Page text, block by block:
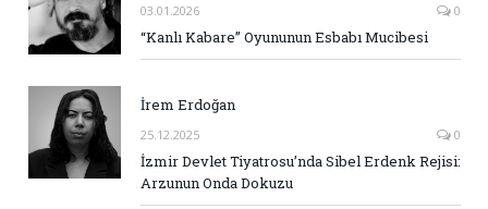
03.01.2026 0
“Kanlı Kabare” Oyununun Esbabı Mucibesi
İrem Erdoğan
25.12.2025 0
İzmir Devlet Tiyatrosu’nda Sibel Erdenk Rejisi:
Arzunun Onda Dokuzu